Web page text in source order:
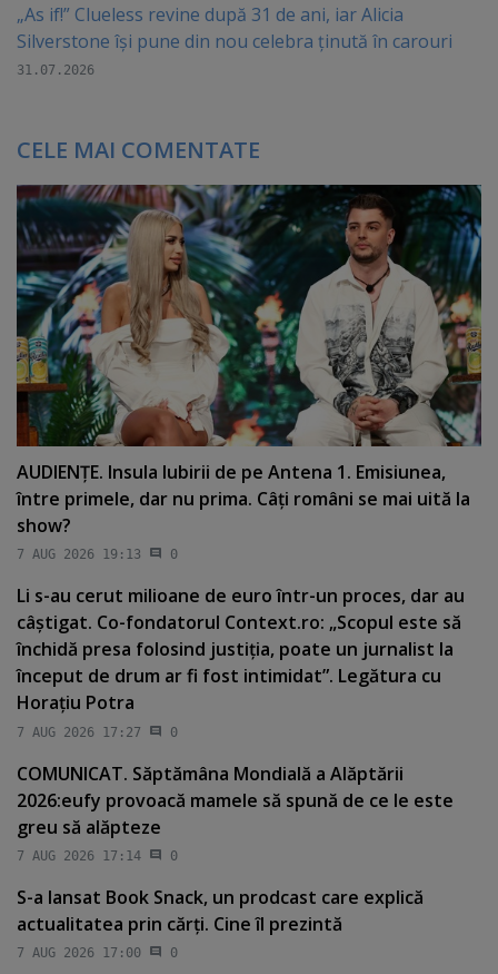
„As if!” Clueless revine după 31 de ani, iar Alicia
Silverstone își pune din nou celebra ținută în carouri
31.07.2026
CELE MAI COMENTATE
AUDIENŢE. Insula Iubirii de pe Antena 1. Emisiunea,
între primele, dar nu prima. Câţi români se mai uită la
show?
7 AUG 2026 19:13 0
Li s-au cerut milioane de euro într-un proces, dar au
câştigat. Co-fondatorul Context.ro: „Scopul este să
închidă presa folosind justiţia, poate un jurnalist la
început de drum ar fi fost intimidat”. Legătura cu
Horaţiu Potra
7 AUG 2026 17:27 0
COMUNICAT. Săptămâna Mondială a Alăptării
2026:eufy provoacă mamele să spună de ce le este
greu să alăpteze
7 AUG 2026 17:14 0
S-a lansat Book Snack, un prodcast care explică
actualitatea prin cărţi. Cine îl prezintă
7 AUG 2026 17:00 0